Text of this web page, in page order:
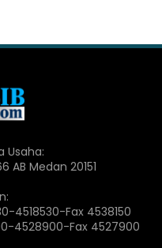
Usaha:
AB Medan 20151
4518530-Fax 4538150
4528900-Fax 4527900